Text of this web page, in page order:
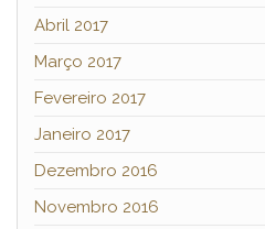
Abril 2017
Março 2017
Fevereiro 2017
Janeiro 2017
Dezembro 2016
Novembro 2016